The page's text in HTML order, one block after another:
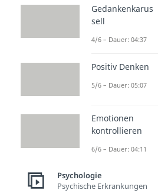
geschieht das
wesentlich
rationalen
Was
Rationale
und praktisch
heran.
anhand von
Gedankenkarus
sell
4/6 – Dauer: 04:37
Positiv Denken
5/6 – Dauer: 05:07
Emotionen
kontrollieren
6/6 – Dauer: 04:11
Psychologie
Psychische Erkrankungen